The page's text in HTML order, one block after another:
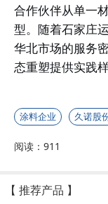
合作伙伴从单一
型。随着石家庄
华北市场的服务
态重塑提供实践样
涂料企业 久诺股
阅读：911
【 推荐产品 】